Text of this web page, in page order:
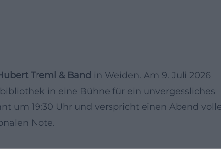
Treml & Band in Weiden. Am 9. Juli 2026
in eine Bühne für ein unvergessliches
um 19:30 Uhr und verspricht einen Abend
Note.
talentierte Band sind bekannt für ihre